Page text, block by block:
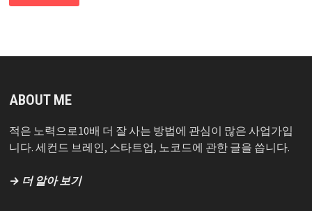
ABOUT ME
적은 노력으로10배 더 잘 사는 방법에 관심이 많은 사업가입
니다. 세컨드 브레인, 스타트업, 노코드에 관한 글을 씁니다.
→ 더 알아 보기